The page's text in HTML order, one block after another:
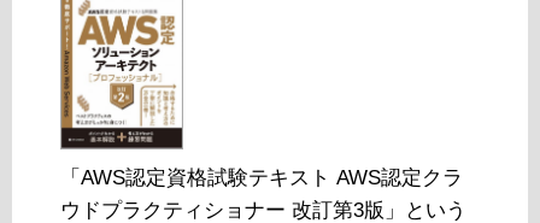
「AWS認定資格試験テキスト AWS認定クラ
ウドプラクティショナー 改訂第3版」という